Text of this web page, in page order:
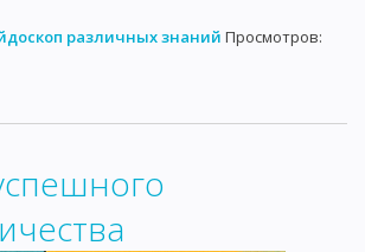
различных знаний Просмотров: